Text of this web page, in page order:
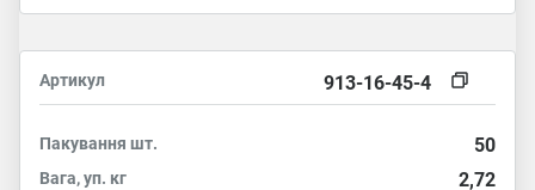
Артикул 913-16-45-4
Пакування шт. 50
Вага, уп. кг 2,72